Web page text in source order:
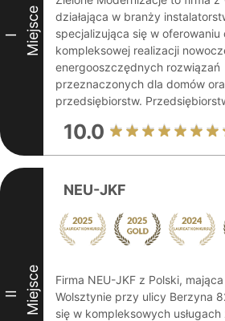
I Miejsce
działająca w branży
specjalizująca się w oferowaniu
kompleksowej realizacji
energooszczędnych rozwiązań
przeznaczonych dla domów
przedsiębiorstw.
10.0
II Miejsce
NEU-JKF
Firma NEU-JKF z Polski,
Wolsztynie przy ulicy Berzyna
się w kompleksowych